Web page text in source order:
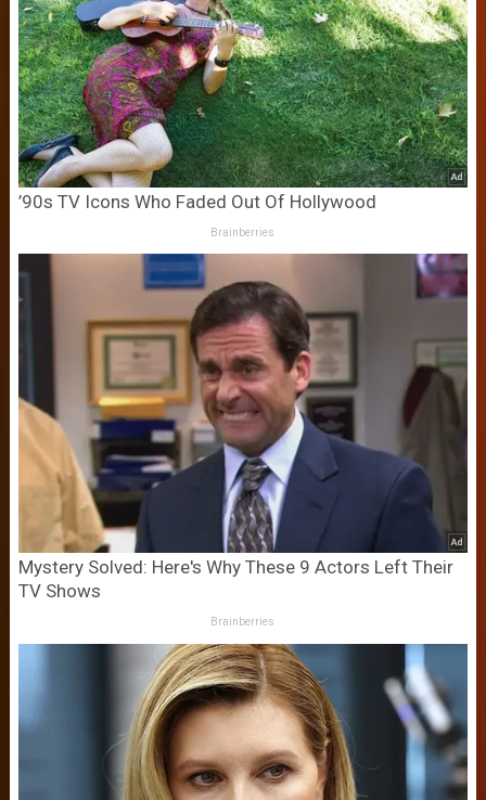
’90s TV Icons Who Faded Out Of Hollywood
Brainberries
Mystery Solved: Here's Why These 9 Actors Left Their
TV Shows
Brainberries